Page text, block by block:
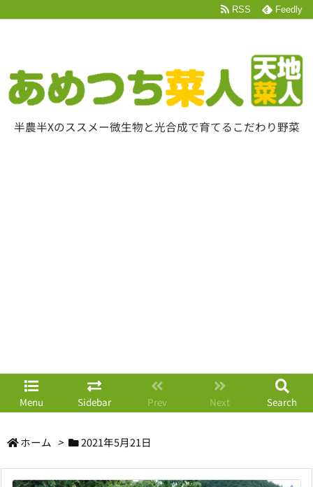
半農半Xのススメー微生物と光合成で育てるこだわり野菜
Menu Sidebar Prev Next Search
RSS Feedly
ホーム > 2021年5月21日